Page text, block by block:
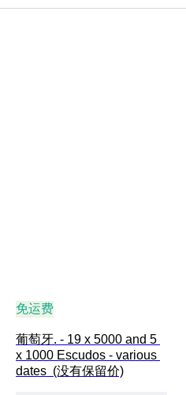
免运费
葡萄牙. - 19 x 5000 and 5
x 1000 Escudos - various
dates  (没有保留价)